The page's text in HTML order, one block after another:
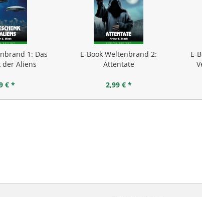
1: Das
der Aliens
€ *
E-Book Weltenbrand 2:
Attentate
2,99 € *
E-